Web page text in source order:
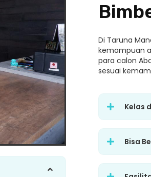
Di Taruna
kemampuan
para calon
sesuai
Kelas
Bisa